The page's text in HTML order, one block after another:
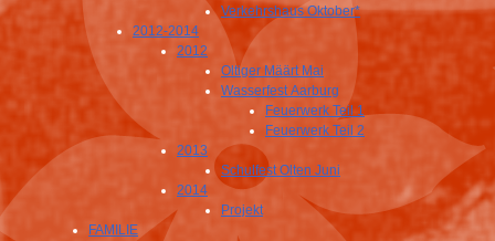
Verkehrshaus Oktober*
2012-2014
2012
Oltiger Määrt Mai
Wasserfest Aarburg
Feuerwerk Teil 1
Feuerwerk Teil 2
2013
Schulfest Olten Juni
2014
Projekt
FAMILIE